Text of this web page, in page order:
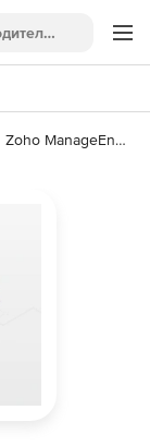
Zoho ManageEngine AD360 Password